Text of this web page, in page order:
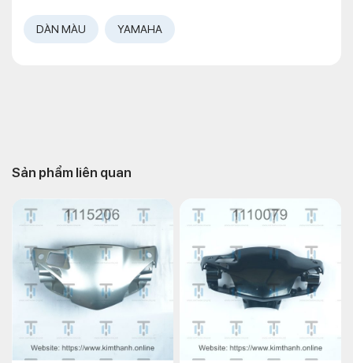
DÀN MÀU YAMAHA
Sản phẩm liên quan